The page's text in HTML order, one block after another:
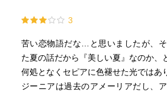
感じられた。
《結婚するというのは、こういうこ
いうふうにしたのかしら。しかし彼
のほかの誰かが、自分と同じあの勇
うしても思えなかった。どんな女も
3
苦い恋物語だな…と思いましたが、
た夏の話だから『美しい夏』なのか、
何処となくセピアに色褪せた光ではあ
ジーニアは過去のアメーリアだし、